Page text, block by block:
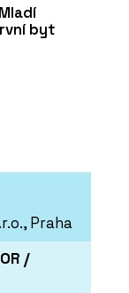
byt
Praha
/